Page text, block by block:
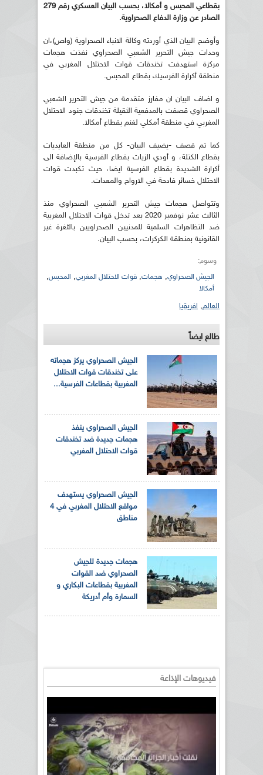
بقطاعي المحبس و أمكالا، بحسب البيان العسكري رقم 279
الصادر عن وزارة الدفاع الصحراوية.
وأوضح البيان الذي أوردته وكالة الانباء الصحراوية (واص)،ان
وحدات جيش التحرير الشعبي الصحراوي نفذت هجمات
مركزة استهدفت تخندقات قوات الاحتلال المغربي في
منطقة أكرارة الفرسيك بقطاع المحبس.
و اضاف البيان ان مفارز متقدمة من جيش التحرير الشعبي
الصحراوي قصفت بالمدفعية الثقيلة تخندقات جنود الاحتلال
المغربي في منطقة أمكلي لغنم بقطاع أمكالا.
كما تم قصف -يضيف البيان- كل من منطقة العايديات
بقطاع الكتلة، و أودي الزيات بقطاع الفرسية بالإضافة الى
أكرارة الشديدة بقطاع الفرسية ايضا، حيث تكبدت قوات
الاحتلال خسائر فادحة في الارواح والمعدات.
وتتواصل هجمات جيش التحرير الشعبي الصحراوي منذ
الثالث عشر نوفمبر 2020 بعد تدخل قوات الاحتلال المغربية
ضد التظاهرات السلمية للمدنيين الصحراويين بالثغرة غير
القانونية بمنطقة الكركرات، بحسب البيان.
وسوم:
الجيش الصحراوي, هجمات, قوات الاحتلال المغربي, المحبس,
أمكالا
العالم, افريقيا
طالع ايضاً
الجيش الصحراوي يركز هجماته
على تخندقات قوات الاحتلال
المغربية بقطاعات الفرسية...
الجيش الصحراوي ينفذ
هجمات جديدة ضد تخندقات
قوات الاحتلال المغربي
الجيش الصحراوي يستهدف
مواقع الاحتلال المغربي في 4
مناطق
هجمات جديدة للجيش
الصحراوي ضد القوات
المغربية بقطاعات البكاري و
السمارة وأم أدريكة
فيديوهات الإذاعة